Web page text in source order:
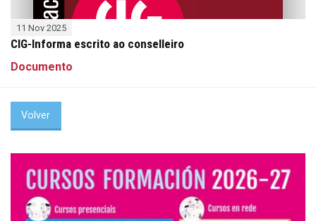
11 Nov 2025
CIG-Informa escrito ao conselleiro
Documento
Volver